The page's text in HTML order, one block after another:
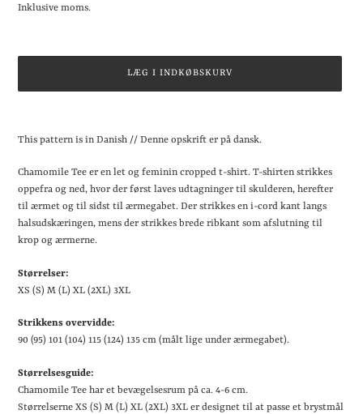
Inklusive moms.
LÆG I INDKØBSKURV
din
indkøbskurv
This pattern is in Danish // Denne opskrift er på dansk.
Chamomile Tee er en let og feminin cropped t-shirt. T-shirten strikkes
oppefra og ned, hvor der først laves udtagninger til skulderen, herefter
til ærmet og til sidst til ærmegabet. Der strikkes en i-cord kant langs
halsudskæringen, mens der strikkes brede ribkant som afslutning til
krop og ærmerne.
Størrelser:
XS (S) M (L) XL (2XL) 3XL
Strikkens overvidde:
90 (95) 101 (104) 115 (124) 135 cm (målt lige under ærmegabet).
Størrelsesguide:
Chamomile Tee har et bevægelsesrum på ca. 4-6 cm.
Størrelserne XS (S) M (L) XL (2XL) 3XL er designet til at passe et brystmål